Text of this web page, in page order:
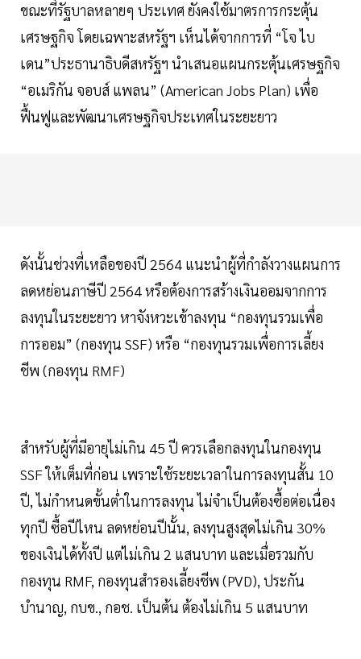
ขณะที่รัฐบาลหลายๆ ประเทศ ยังคงใช้มาตรการกระตุ้น
เศรษฐกิจ โดยเฉพาะสหรัฐฯ เห็นได้จากการที่ “โจ ไบ
เดน”ประธานาธิบดีสหรัฐฯ นำเสนอแผนกระตุ้นเศรษฐกิจ
“อเมริกัน จอบส์ แพลน” (American Jobs Plan) เพื่อ
ฟื้นฟูและพัฒนาเศรษฐกิจประเทศในระยะยาว
ดังนั้นช่วงที่เหลือของปี 2564 แนะนำผู้ที่กำลังวางแผนการ
ลดหย่อนภาษีปี 2564 หรือต้องการสร้างเงินออมจากการ
ลงทุนในระยะยาว หาจังหวะเข้าลงทุน “กองทุนรวมเพื่อ
การออม” (กองทุน SSF) หรือ “กองทุนรวมเพื่อการเลี้ยง
ชีพ (กองทุน RMF)
สำหรับผู้ที่มีอายุไม่เกิน 45 ปี ควรเลือกลงทุนในกองทุน
SSF ให้เต็มที่ก่อน เพราะใช้ระยะเวลาในการลงทุนสั้น 10
ปี, ไม่กำหนดขั้นต่ำในการลงทุน ไม่จำเป็นต้องซื้อต่อเนื่อง
ทุกปี ซื้อปีไหน ลดหย่อนปีนั้น, ลงทุนสูงสุดไม่เกิน 30%
ของเงินได้ทั้งปี แต่ไม่เกิน 2 แสนบาท และเมื่อรวมกับ
กองทุน RMF, กองทุนสำรองเลี้ยงชีพ (PVD), ประกัน
บำนาญ, กบข., กอช. เป็นต้น ต้องไม่เกิน 5 แสนบาท